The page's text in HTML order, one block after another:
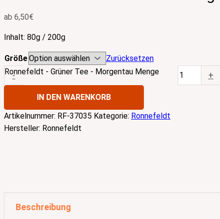
ab 6,50€
Inhalt: 80g / 200g
Größe Zurücksetzen
-
Ronnefeldt - Grüner Tee - Morgentau Menge +
IN DEN WARENKORB
Artikelnummer: RF-37035 Kategorie: Ronnefeldt
Hersteller: Ronnefeldt
Beschreibung